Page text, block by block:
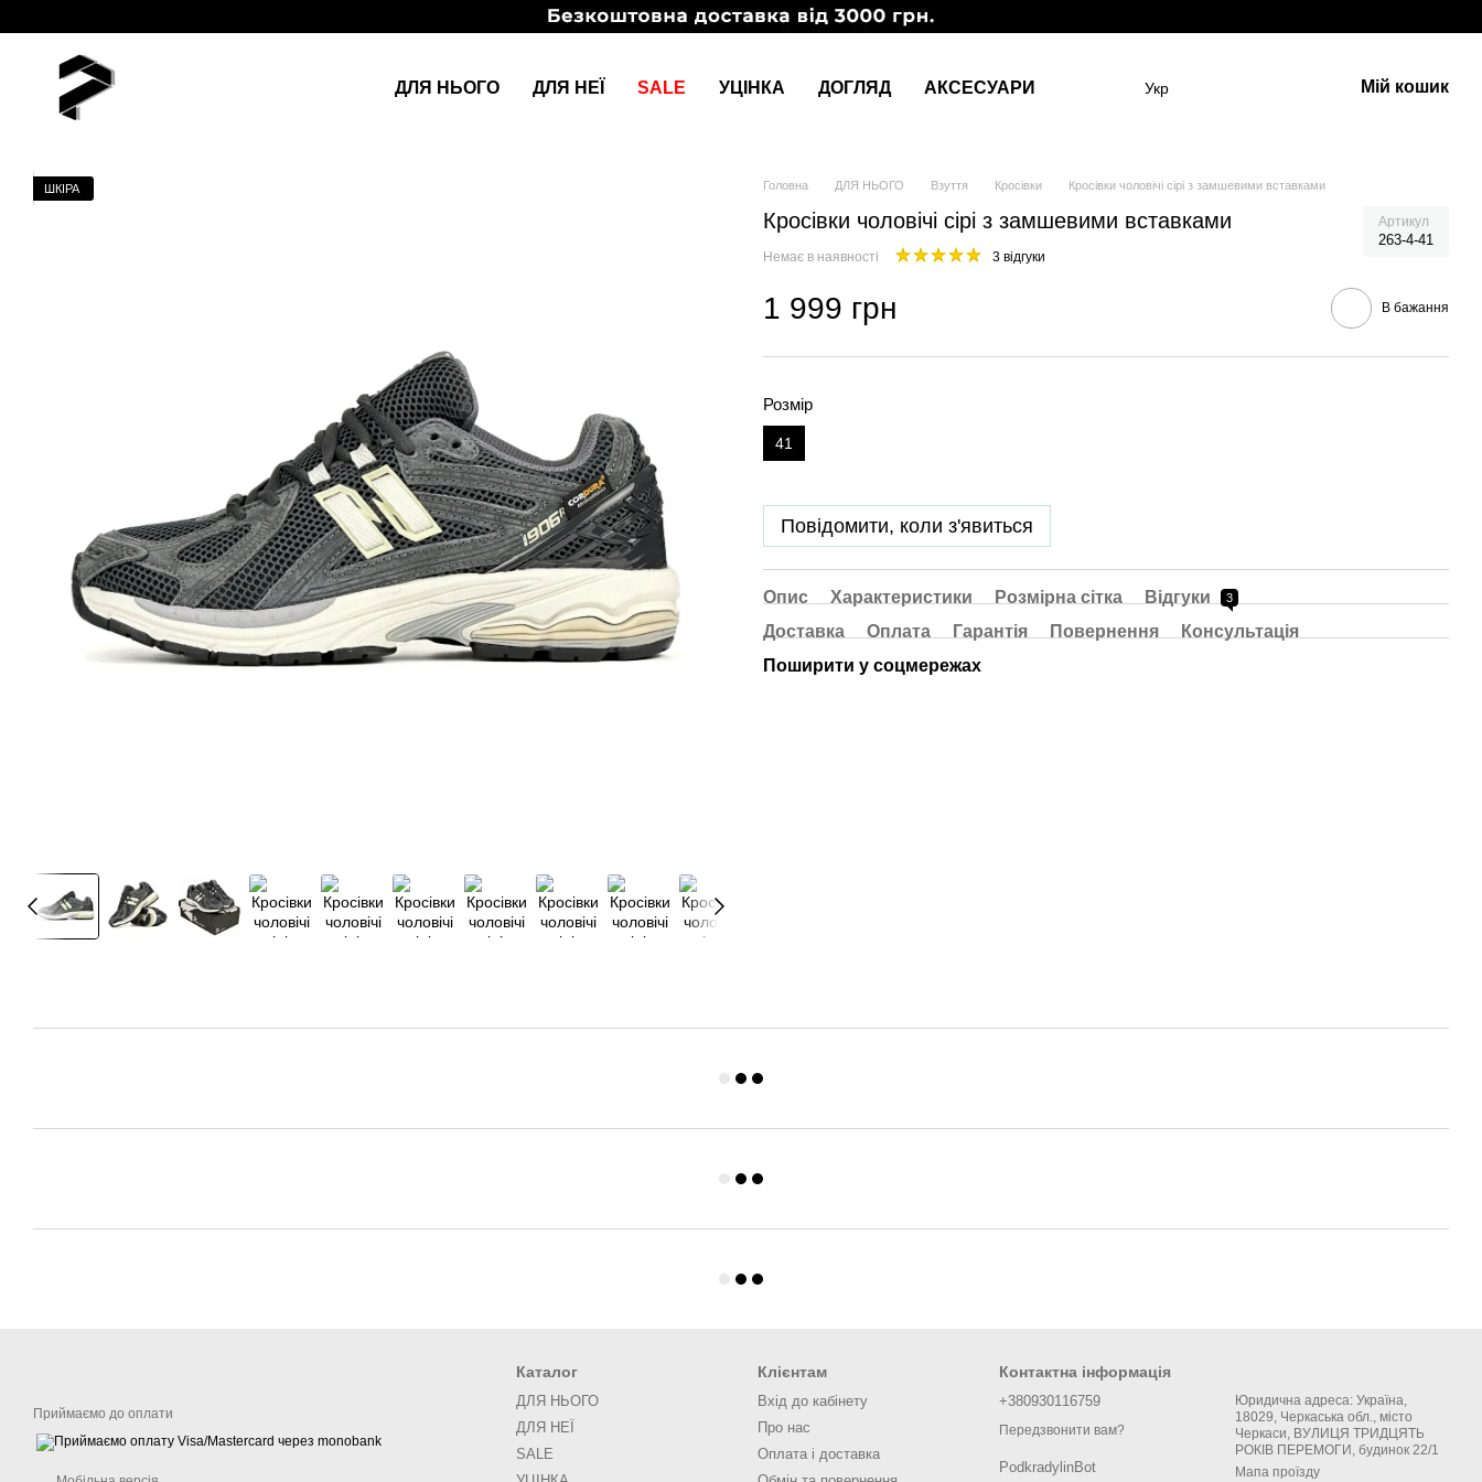
ДЛЯ НЬОГО ДЛЯ НЕЇ SALE УЦІНКА ДОГЛЯД АКСЕСУАРИ Укр Мій кошик
ШКІРА Головна ДЛЯ НЬОГО Взуття Кросівки Кросівки чоловічі сірі з замшевими вставками
Кросівки чоловічі сірі з замшевими вставками Артикул
263-4-41
Немає в наявності 3 відгуки
1 999 грн В бажання
Розмір
41
Повідомити, коли з'явиться
Опис Характеристики Розмірна сітка Відгуки 3
Доставка Оплата Гарантія Повернення
Консультація
Поширити у соцмережах
Приймаємо до оплати
Каталог
ДЛЯ НЬОГО
ДЛЯ НЕЇ
SALE
Клієнтам
Вхід до кабінету
Про нас
Оплата і доставка
Контактна інформація
+380930116759
Передзвонити вам?
PodkradylinBot
Юридична адреса: Україна,
18029, Черкаська обл., місто
Черкаси, ВУЛИЦЯ ТРИДЦЯТЬ
РОКІВ ПЕРЕМОГИ, будинок 22/1
Мапа проїзду